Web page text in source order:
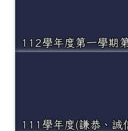
112學年度第一學期
111學年度(謙恭、誠